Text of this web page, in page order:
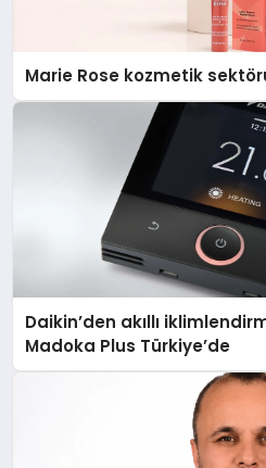
Marie Rose kozmetik
Daikin’den akıllı
Madoka Plus Türkiye’de